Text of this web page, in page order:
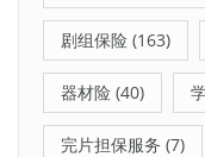
剧组保险 (163)
器材险 (40)
完片担保服务 (7)